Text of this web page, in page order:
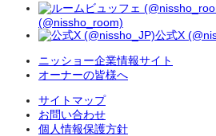
(@nissho_room)
公式X
ニッショー企業情報サイト
オーナーの皆様へ
サイトマップ
お問い合わせ
個人情報保護方針